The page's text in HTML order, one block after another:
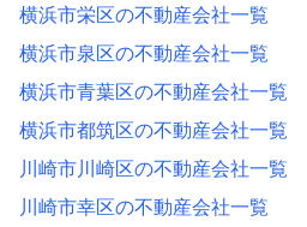
横浜市栄区の不動産会社一覧
横浜市泉区の不動産会社一覧
横浜市青葉区の不動産会社一覧
横浜市都筑区の不動産会社一覧
川崎市川崎区の不動産会社一覧
川崎市幸区の不動産会社一覧